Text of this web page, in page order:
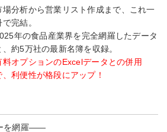
場分析から営業リスト作成まで、これ一
で完結。
年の食品産業界を完全網羅したデータ
、約5万社の最新名簿を収録。
料オプションのExcelデータとの併用
、利便性が格段にアップ！
を網羅――